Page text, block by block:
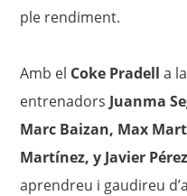
ple rendiment.
Amb el Coke Pradella
entrenadors Juanma
Marc Baizan, Max
Martínez, y Javier Pérez
aprendreu i gaudireu